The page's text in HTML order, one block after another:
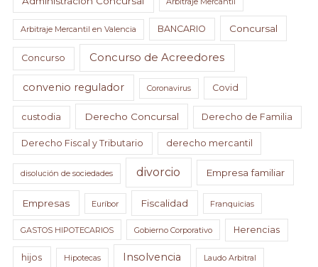
Arbitraje Mercantil en Valencia BANCARIO Concursal
Concurso Concurso de Acreedores
convenio regulador Coronavirus Covid
custodia Derecho Concursal Derecho de Familia
Derecho Fiscal y Tributario derecho mercantil
disolución de sociedades divorcio Empresa familiar
Empresas Euríbor Fiscalidad Franquicias
GASTOS HIPOTECARIOS Gobierno Corporativo Herencias
hijos Hipotecas Insolvencia Laudo Arbitral